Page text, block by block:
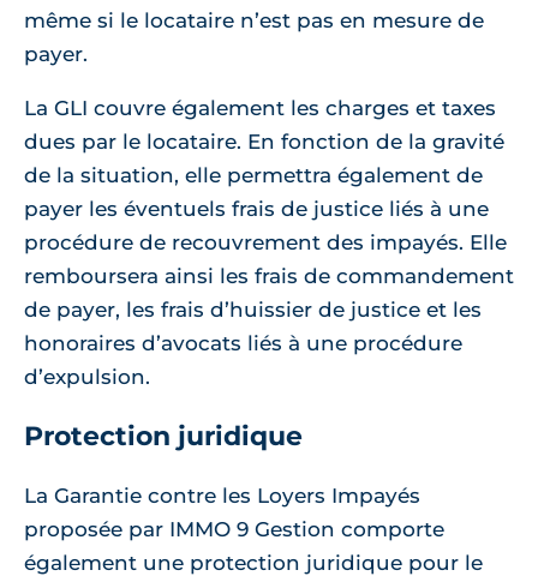
même si le locataire n’est pas en mesure de
payer.
La GLI couvre également les charges et taxes
dues par le locataire. En fonction de la gravité
de la situation, elle permettra également de
payer les éventuels frais de justice liés à une
procédure de recouvrement des impayés. Elle
remboursera ainsi les frais de commandement
de payer, les frais d’huissier de justice et les
honoraires d’avocats liés à une procédure
d’expulsion.
Protection juridique
La Garantie contre les Loyers Impayés
proposée par IMMO 9 Gestion comporte
également une protection juridique pour le